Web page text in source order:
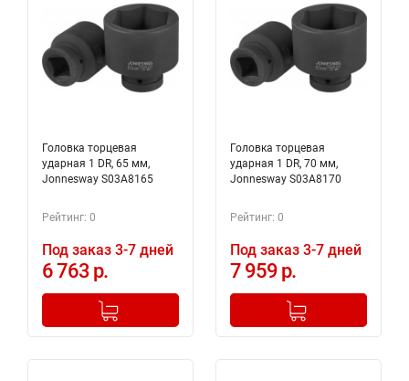
Головка торцевая
ударная 1 DR, 65 мм,
Jonnesway S03A8165
Рейтинг: 0
Под заказ 3-7 дней
6 763 р.
+
Добавлено в корзину
Головка торцевая
ударная 1 DR, 70 мм,
Jonnesway S03A8170
Рейтинг: 0
Под заказ 3-7 дней
7 959 р.
+
Добавлено в корзину